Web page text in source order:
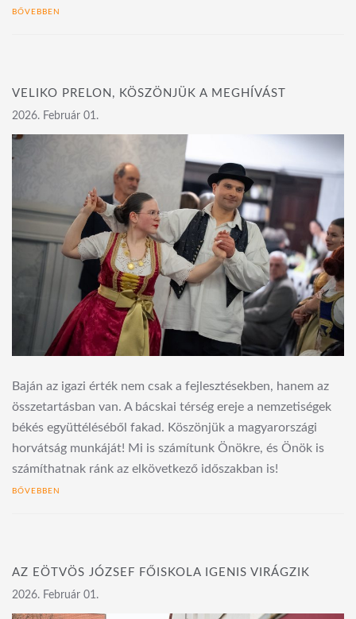
BŐVEBBEN
VELIKO PRELON, KÖSZÖNJÜK A MEGHÍVÁST
2026. Február 01.
Baján az igazi érték nem csak a fejlesztésekben, hanem az
összetartásban van. A bácskai térség ereje a nemzetiségek
békés együttéléséből fakad. Köszönjük a magyarországi
horvátság munkáját! Mi is számítunk Önökre, és Önök is
számíthatnak ránk az elkövetkező időszakban is!
BŐVEBBEN
AZ EÖTVÖS JÓZSEF FŐISKOLA IGENIS VIRÁGZIK
2026. Február 01.